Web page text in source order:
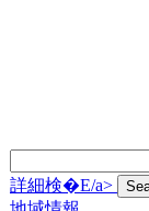
詳細検�E/a>